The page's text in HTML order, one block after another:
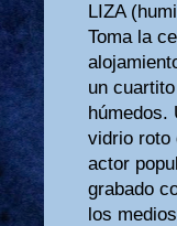
LIZA
Toma la
un
húmedos.
vidrio roto
actor
grabado
los